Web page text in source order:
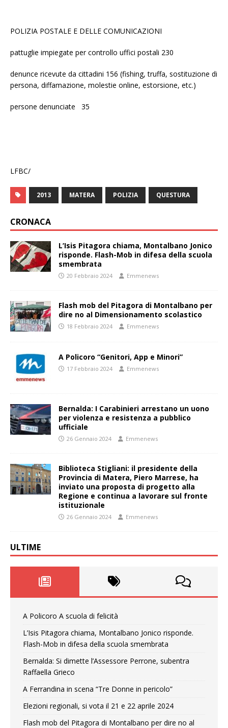
POLIZIA POSTALE E DELLE COMUNICAZIONI
pattuglie impiegate per controllo uffici postali 230
denunce ricevute da cittadini 156 (fishing, truffa, sostituzione di
persona, diffamazione, molestie online, estorsione, etc.)
persone denunciate 35
LFBC/
2013 MATERA POLIZIA QUESTURA
CRONACA
L’Isis Pitagora chiama, Montalbano Jonico
risponde. Flash-Mob in difesa della scuola
smembrata
20 Febbraio 2024 Emmenews
Flash mob del Pitagora di Montalbano per
dire no al Dimensionamento scolastico
18 Febbraio 2024 Emmenews
A Policoro “Genitori, App e Minori”
17 Febbraio 2024 Emmenews
Bernalda: I Carabinieri arrestano un uono
per violenza e resistenza a pubblico
ufficiale
26 Gennaio 2024 Emmenews
Biblioteca Stigliani: il presidente della
Provincia di Matera, Piero Marrese, ha
inviato una proposta di progetto alla
Regione e continua a lavorare sul fronte
istituzionale
26 Gennaio 2024 Emmenews
ULTIME
A Policoro A scuola di felicità
L’Isis Pitagora chiama, Montalbano Jonico risponde.
Flash-Mob in difesa della scuola smembrata
Bernalda: Si dimette l’Assessore Perrone, subentra
Raffaella Grieco
A Ferrandina in scena “Tre Donne in pericolo”
Elezioni regionali, si vota il 21 e 22 aprile 2024
Flash mob del Pitagora di Montalbano per dire no al